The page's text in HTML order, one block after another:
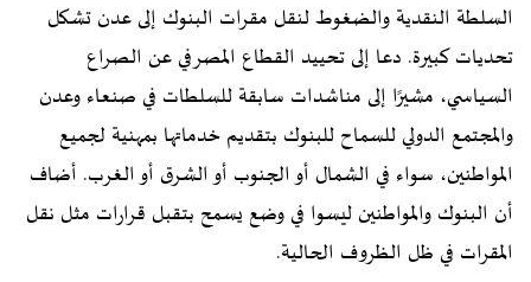
السلطة النقدية والضغوط لنقل مقرات البنوك إلى عدن تشكل
تحديات كبيرة. دعا إلى تحييد القطاع المصرفي عن الصراع
السياسي، مشيرًا إلى مناشدات سابقة للسلطات في صنعاء وعدن
والمجتمع الدولي للسماح للبنوك بتقديم خدماتها بمهنية لجميع
المواطنين، سواء في الشمال أو الجنوب أو الشرق أو الغرب. أضاف
أن البنوك والمواطنين ليسوا في وضع يسمح بتقبل قرارات مثل نقل
المقرات في ظل الظروف الحالية.